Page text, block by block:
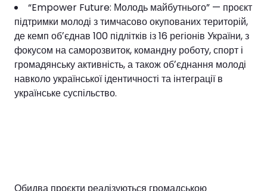
“Empower Future: Молодь майбутнього” — проєкт
підтримки молоді з тимчасово окупованих територій,
де кемп обʼєднав 100 підлітків із 16 регіонів України, з
фокусом на саморозвиток, командну роботу, спорт і
громадянську активність, а також обʼєднання молоді
навколо української ідентичності та інтеграції в
українське суспільство.